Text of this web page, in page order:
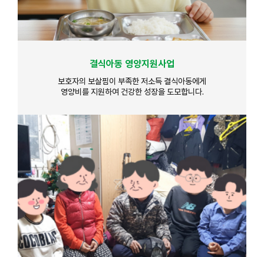
결식아동 영양지원사업
보호자의 보살핌이 부족한 저소득 결식아동에게
영양비를 지원하여 건강한 성장을 도모합니다.